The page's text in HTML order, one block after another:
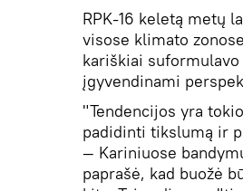
RPK-16 keletą metų
visose klimato
kariškiai
įgyvendinami
"Tendencijos yra
padidinti tikslumą ir
— Kariniuose
paprašė, kad buožė